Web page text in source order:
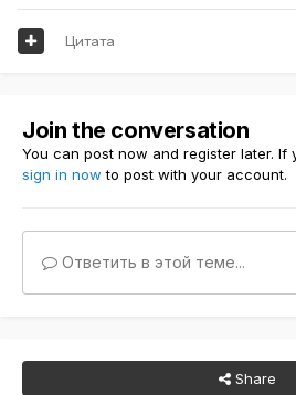
Цитата
Join the conversation
You can post now and register later. If
sign in now to post with your account.
Ответить в этой теме...
Share